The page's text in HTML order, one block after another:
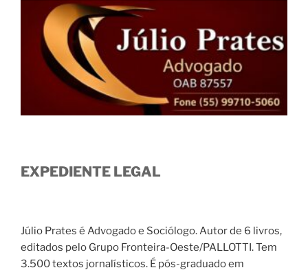
EXPEDIENTE LEGAL
Júlio Prates é Advogado e Sociólogo. Autor de 6 livros,
editados pelo Grupo Fronteira-Oeste/PALLOTTI. Tem
3.500 textos jornalísticos. É pós-graduado em